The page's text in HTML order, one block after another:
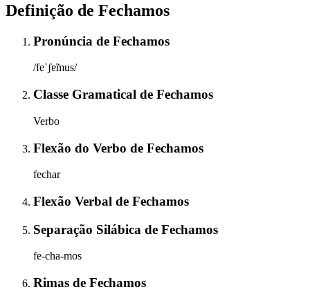
Definição de Fechamos
Pronúncia de Fechamos
/feˈʃɐ̃mus/
Classe Gramatical de Fechamos
Verbo
Flexão do Verbo de Fechamos
fechar
Flexão Verbal de Fechamos
Separação Silábica de Fechamos
fe-cha-mos
Rimas de Fechamos